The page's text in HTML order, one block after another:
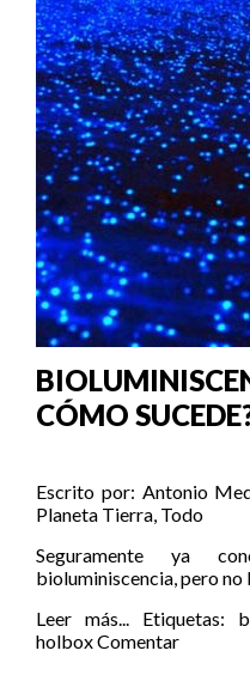
CÓMO
Escrito por: Antonio
Planeta Tierra, Todo
Seguramente ya
bioluminiscencia, pero no
Leer más...
Etiquetas:
holboxComentar